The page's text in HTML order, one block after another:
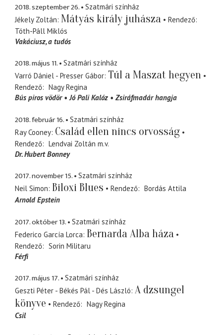
2018. szeptember 26.
Szatmári színház
Jékely Zoltán Mátyás király juhásza
Rendező
Tóth-Páll Miklós
Vakáciusz a tudós
2018. május 11.
Szatmári színház
Varró Dániel - Presser Gábor Túl a Maszat hegyen
Rendező
Nagy Regina
Bús piros vödör
Jó Pali Kalóz Zsiráfmadár hangja
2018. február 16.
Szatmári színház
Ray Cooney Család ellen nincs orvosság
Rendező Lendvai Zoltán m.v.
Dr. Hubert Bonney
2017. november 15.
Szatmári színház
Neil Simon Biloxi Blues Rendező
Bordás Attila
Arnold Epstein
2017. október 13.
Szatmári színház
Federico García Lorca Bernarda Alba háza
Rendező
Sorin Militaru
Férfi
2017. május 17.
Szatmári színház
Geszti Péter - Békés Pál - Dés László A dzsungel
könyve
Rendező
Nagy Regina
Csil